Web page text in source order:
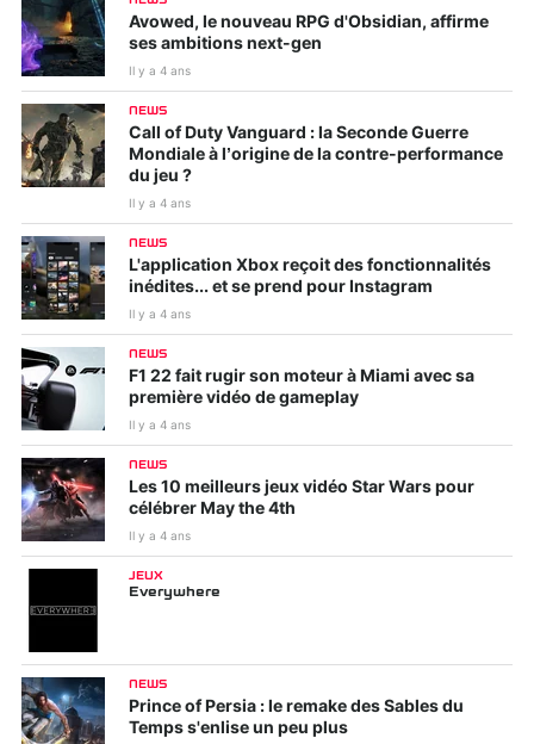
Avowed, le nouveau RPG d'Obsidian, affirme
ses ambitions next-gen
Il y a 4 ans
NEWS
Call of Duty Vanguard : la Seconde Guerre
Mondiale à l’origine de la contre-performance
du jeu ?
Il y a 4 ans
NEWS
L'application Xbox reçoit des fonctionnalités
inédites... et se prend pour Instagram
Il y a 4 ans
NEWS
F1 22 fait rugir son moteur à Miami avec sa
première vidéo de gameplay
Il y a 4 ans
NEWS
Les 10 meilleurs jeux vidéo Star Wars pour
célébrer May the 4th
Il y a 4 ans
JEUX
Everywhere
NEWS
Prince of Persia : le remake des Sables du
Temps s'enlise un peu plus